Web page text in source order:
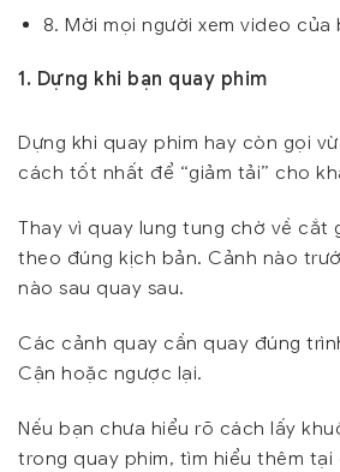
8. Mời mọi người xem video của
1. Dựng khi bạn quay phim
Dựng khi quay phim hay còn gọi
cách tốt nhất để “giảm tải” cho
Thay vì quay lung tung chờ về cắt
theo đúng kịch bản. Cảnh nào
nào sau quay sau.
Các cảnh quay cần quay đúng
Cận hoặc ngược lại.
Nếu bạn chưa hiểu rõ cách lấy
trong quay phim, tìm hiểu thêm tại